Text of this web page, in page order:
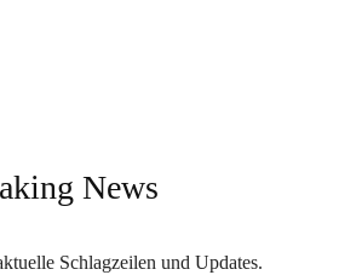
News
Schlagzeilen und Updates.